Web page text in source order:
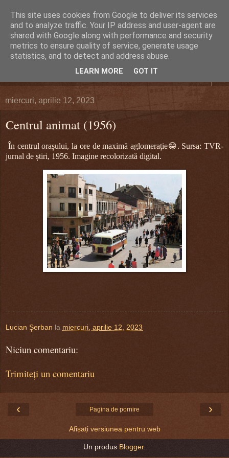
DEFERLĂRI
Despre şi pentru Bacău. Totul la obiect.
miercuri, aprilie 12, 2023
Centrul animat (1956)
În centrul orașului, la ore de maximă aglomerație😁. Sursa: TVR-
jurnal de știri, 1956. Imagine recolorizată digital.
Lucian Şerban la miercuri, aprilie 12, 2023
Niciun comentariu:
Trimiteți un comentariu
‹ ›
Pagina de pornire
Afișați versiunea pentru web
Un produs Blogger.
This site uses cookies from Google to deliver its services
and to analyze traffic. Your IP address and user-agent are
shared with Google along with performance and security
metrics to ensure quality of service, generate usage
statistics, and to detect and address abuse.
LEARN MORE GOT IT